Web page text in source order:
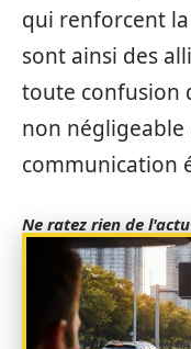
qui renforcent
sont ainsi des
toute confusion
non
communication
Ne ratez rien de l'actu